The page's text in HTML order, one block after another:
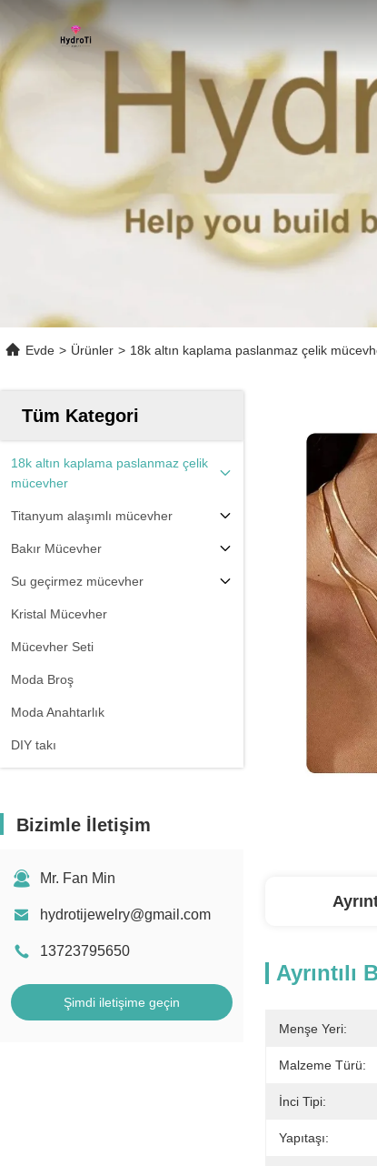
Evde > Ürünler > 18k altın kaplama paslanmaz çelik
Tüm Kategori
18k altın kaplama paslanmaz çelik
mücevher
Titanyum alaşımlı mücevher
Bakır Mücevher
Su geçirmez mücevher
Kristal Mücevher
Mücevher Seti
Moda Broş
Moda Anahtarlık
DIY takı
Bizimle İletişim
Mr. Fan Min
hydrotijewelry@gmail.com
13723795650
Şimdi iletişime geçin
Ayrıntılı
Menşe Yeri:
Malzeme Türü:
İnci Tipi:
Yapıtaşı: